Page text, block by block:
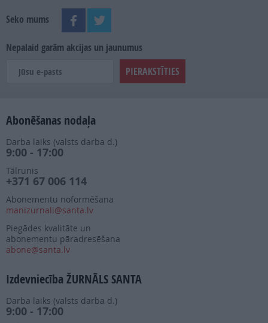
Seko mums
Nepalaid garām akcijas un jaunumus
Abonēšanas nodaļa
Darba laiks (valsts darba d.)
9:00 - 17:00
Tālrunis
+371 67 006 114
Abonementu noformēšana
manizurnali@santa.lv
Piegādes kvalitāte un
abonementu pāradresēšana
abone@santa.lv
Izdevniecība ŽURNĀLS SANTA
Darba laiks (valsts darba d.)
9:00 - 17:00